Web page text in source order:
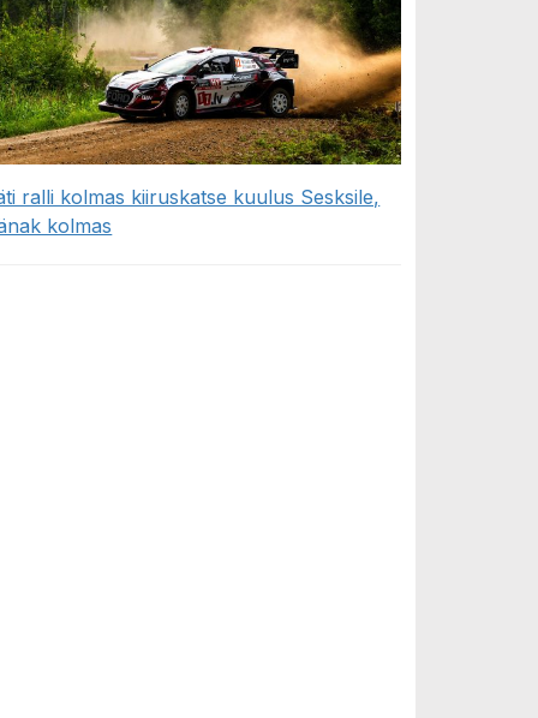
ralli kolmas kiiruskatse kuulus Sesksile,
kolmas